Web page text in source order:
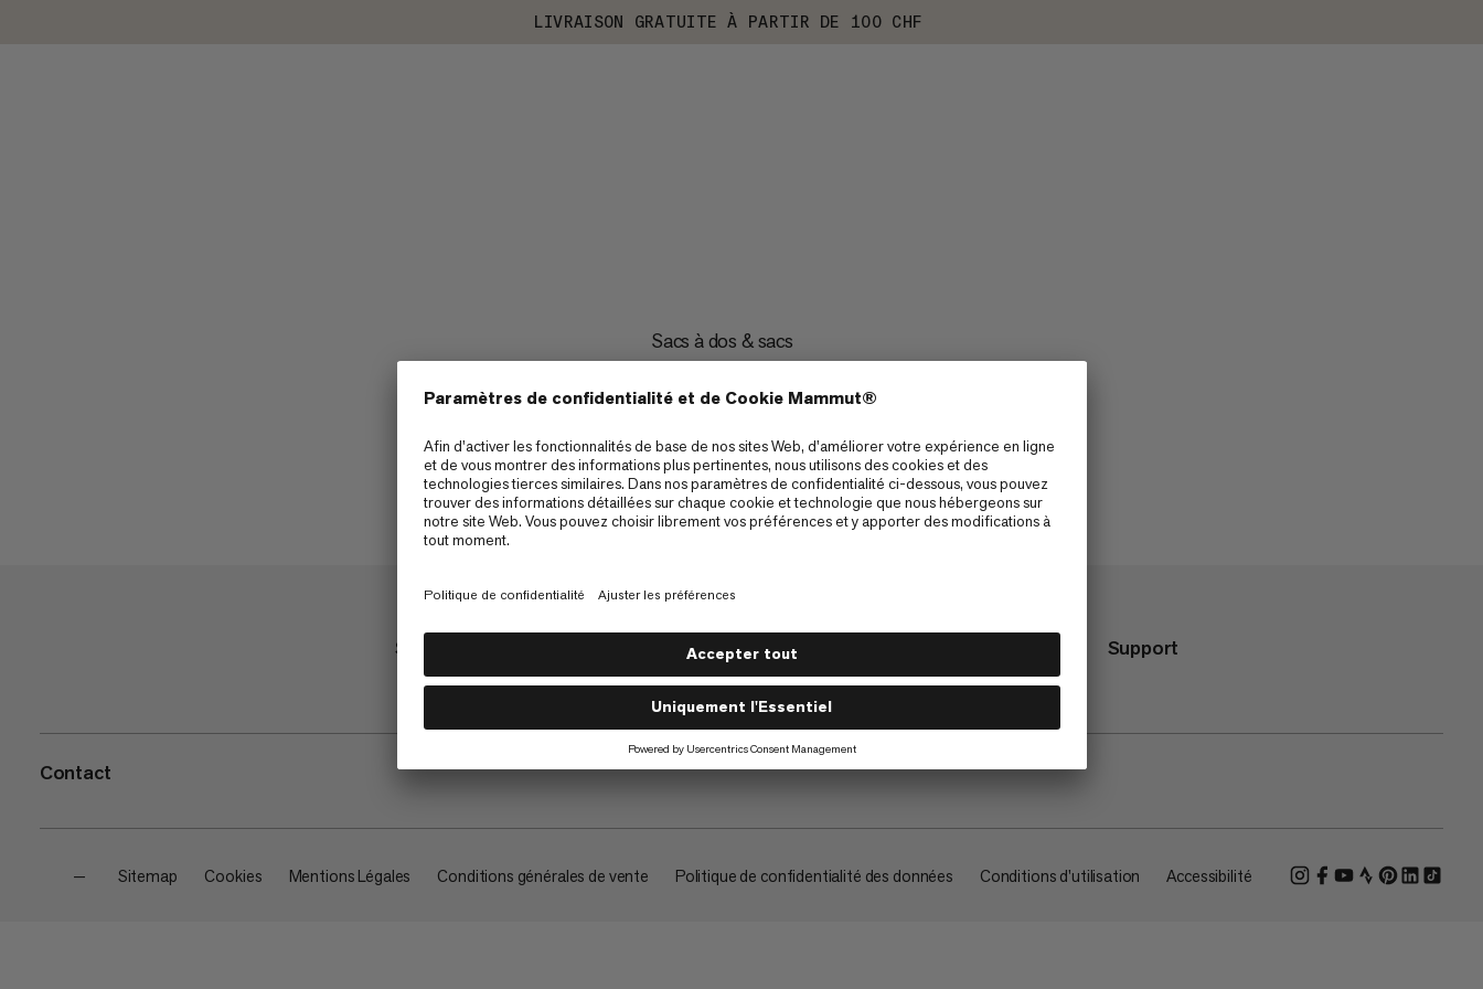
LIVRAISON GRATUITE À PARTIR DE 100 CHF
Sacs à dos & sacs
Shop À propos Support
Contact
— Sitemap Cookies Mentions Légales Conditions générales de vente Politique de confidentialité des données Conditions d'utilisation Accessibilité